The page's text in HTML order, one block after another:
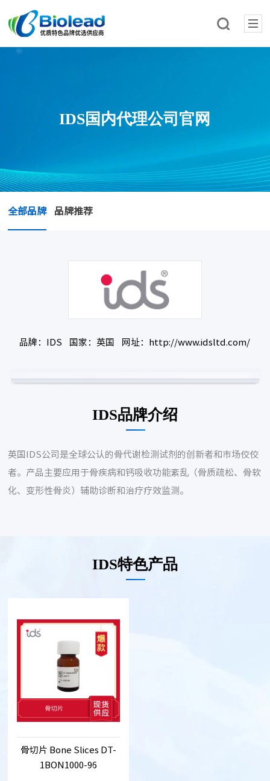
IDS国内代理公司官网
全部品牌 品牌推荐
品牌：IDS 国家：英国 网址：http://www.idsltd.com/
IDS品牌介绍
英国IDS公司是全球公认的骨代谢检测试剂的创新者和市场佼佼
者。产品主要应用于骨疾病和钙吸收功能紊乱（骨质疏松、骨软
化、变形性骨炎）辅助诊断和治疗疗效监测。
IDS特色产品
骨切片 Bone Slices DT-
1BON1000-96